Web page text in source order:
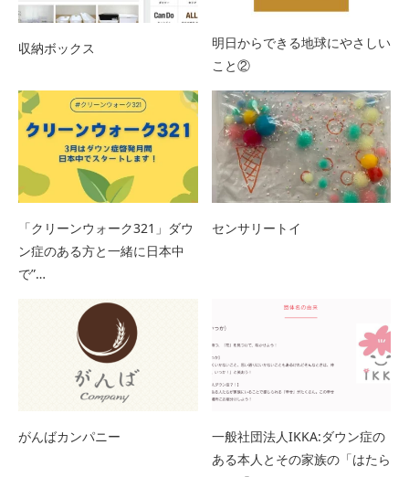
収納ボックス
明日からできる地球にやさしい
こと②
「クリーンウォーク321」ダウ
ン症のある方と一緒に日本中
で”…
センサリートイ
がんばカンパニー
一般社団法人IKKA:ダウン症の
ある本人とその家族の「はたら